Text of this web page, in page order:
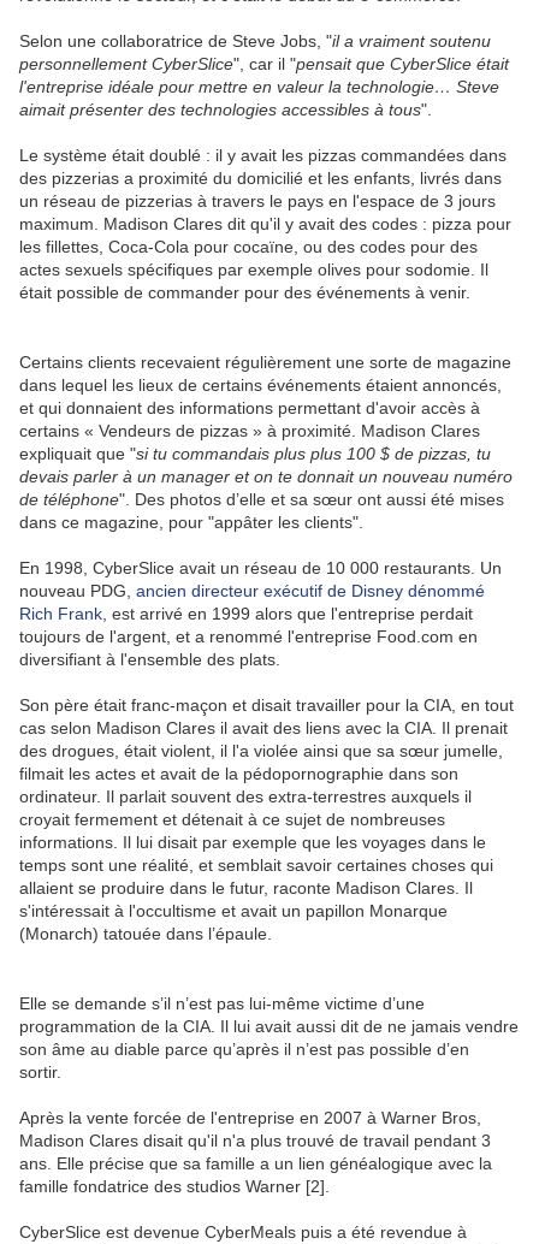
Selon une collaboratrice de Steve Jobs, "il a vraiment soutenu
personnellement CyberSlice", car il "pensait que CyberSlice était
l'entreprise idéale pour mettre en valeur la technologie… Steve
aimait présenter des technologies accessibles à tous".
Le système était doublé : il y avait les pizzas commandées dans
des pizzerias a proximité du domicilié et les enfants, livrés dans
un réseau de pizzerias à travers le pays en l'espace de 3 jours
maximum. Madison Clares dit qu'il y avait des codes : pizza pour
les fillettes, Coca-Cola pour cocaïne, ou des codes pour des
actes sexuels spécifiques par exemple olives pour sodomie. Il
était possible de commander pour des événements à venir.
Certains clients recevaient régulièrement une sorte de magazine
dans lequel les lieux de certains événements étaient annoncés,
et qui donnaient des informations permettant d'avoir accès à
certains « Vendeurs de pizzas » à proximité. Madison Clares
expliquait que "si tu commandais plus plus 100 $ de pizzas, tu
devais parler à un manager et on te donnait un nouveau numéro
de téléphone". Des photos d’elle et sa sœur ont aussi été mises
dans ce magazine, pour "appâter les clients".
En 1998, CyberSlice avait un réseau de 10 000 restaurants. Un
nouveau PDG, ancien directeur exécutif de Disney dénommé
Rich Frank , est arrivé en 1999 alors que l'entreprise perdait
toujours de l'argent, et a renommé l'entreprise Food.com en
diversifiant à l'ensemble des plats.
Son père était franc-maçon et disait travailler pour la CIA, en tout
cas selon Madison Clares il avait des liens avec la CIA. Il prenait
des drogues, était violent, il l'a violée ainsi que sa sœur jumelle,
filmait les actes et avait de la pédopornographie dans son
ordinateur. Il parlait souvent des extra-terrestres auxquels il
croyait fermement et détenait à ce sujet de nombreuses
informations. Il lui disait par exemple que les voyages dans le
temps sont une réalité, et semblait savoir certaines choses qui
allaient se produire dans le futur, raconte Madison Clares. Il
s'intéressait à l'occultisme et avait un papillon Monarque
(Monarch) tatouée dans l’épaule.
Elle se demande s’il n’est pas lui-même victime d’une
programmation de la CIA. Il lui avait aussi dit de ne jamais vendre
son âme au diable parce qu’après il n’est pas possible d’en
sortir.
Après la vente forcée de l'entreprise en 2007 à Warner Bros,
Madison Clares disait qu'il n'a plus trouvé de travail pendant 3
ans. Elle précise que sa famille a un lien généalogique avec la
famille fondatrice des studios Warner [2].
CyberSlice est devenue CyberMeals puis a été revendue à